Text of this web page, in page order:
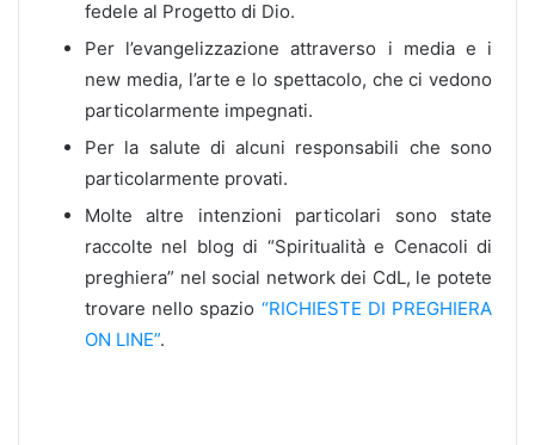
fedele al Progetto di Dio.
Per l’evangelizzazione attraverso i media e i
new media, l’arte e lo spettacolo, che ci vedono
particolarmente impegnati.
Per la salute di alcuni responsabili che sono
particolarmente provati.
Molte altre intenzioni particolari sono state
raccolte nel blog di “Spiritualità e Cenacoli di
preghiera” nel social network dei CdL, le potete
trovare nello spazio “RICHIESTE DI PREGHIERA
ON LINE”.